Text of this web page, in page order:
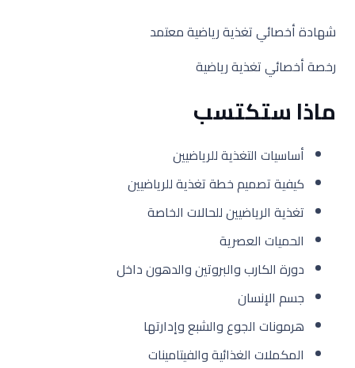
شهادة أخصائي تغذية رياضية معتمد
رخصة أخصائي تغذية رياضية
ماذا ستكتسب
أساسيات التغذية للرياضيين
كيفية تصميم خطة تغذية للرياضيين
تغذية الرياضيين للحالات الخاصة
الحميات العصرية
دورة الكارب والبروتين والدهون داخل
جسم الإنسان
هرمونات الجوع والشبع وإدارتها
المكملات الغذائية والفيتامينات